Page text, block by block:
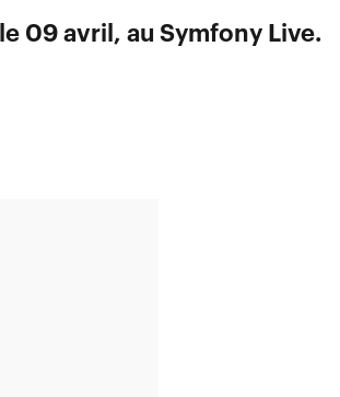
09 avril, au Symfony Live.